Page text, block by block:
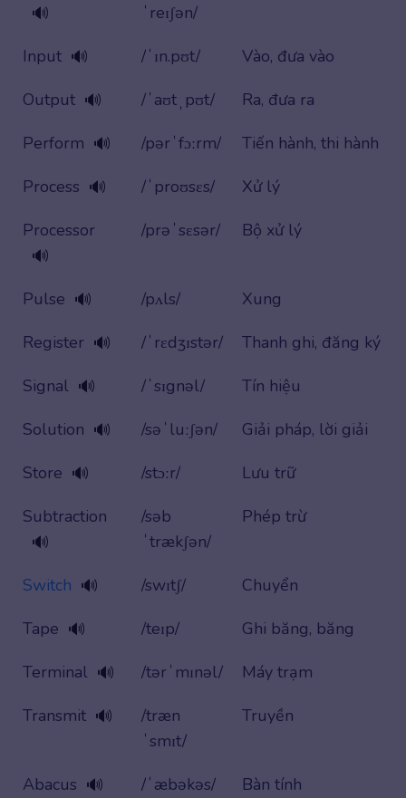
🔊
ˈreɪʃən/
Input 🔊 /ˈɪn.pʊt/
Vào, đưa vào
Output 🔊 /ˈaʊtˌpʊt/
Ra, đưa ra
Perform 🔊 /pərˈfɔːrm/
Tiến hành, thi hành
Process 🔊 /ˈproʊsɛs/
Xử lý
Processor
🔊
/prəˈsɛsər/ Bộ xử lý
Pulse 🔊 /pʌls/
Xung
Register 🔊 /ˈrɛdʒɪstər/
Thanh ghi, đăng ký
Signal 🔊 /ˈsɪgnəl/
Tín hiệu
Solution 🔊 /səˈluːʃən/
Giải pháp, lời giải
Store 🔊 /stɔːr/
Lưu trữ
Subtraction
🔊
/səb
ˈtrækʃən/
Phép trừ
Switch 🔊 /swɪtʃ/
Chuyển
Tape 🔊 /teɪp/
Ghi băng, băng
Terminal 🔊 /tərˈmɪnəl/
Máy trạm
Transmit 🔊
/træn
ˈsmɪt/
Truyền
Abacus 🔊 /ˈæbəkəs/
Bàn tính